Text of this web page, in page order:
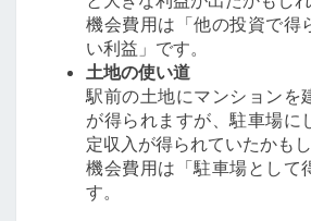
機会費用は「他の投資で得
い利益」です。
土地の使い道
駅前の土地にマンションを
が得られますが、駐車場に
定収入が得られていたかもし
機会費用は「駐車場として
す。